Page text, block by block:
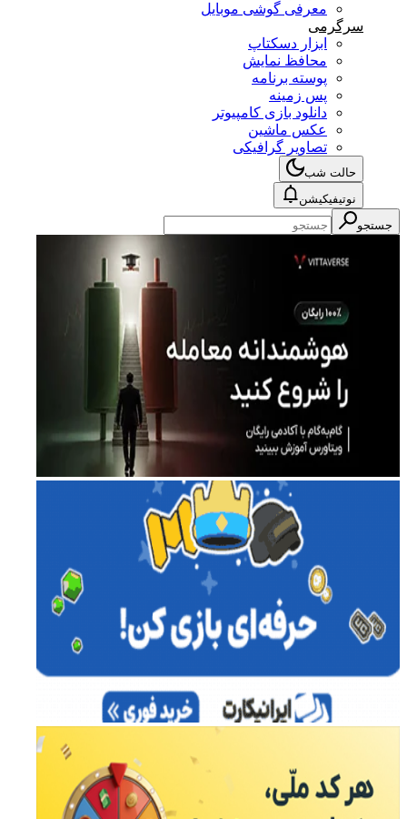
معرفی گوشی موبایل
سرگرمی
ابزار دسکتاپ
محافظ نمایش
پوسته برنامه
پس زمینه
دانلود بازی کامپیوتر
عکس ماشین
تصاویر گرافیکی
حالت شب
نوتیفیکیشن
جستجو